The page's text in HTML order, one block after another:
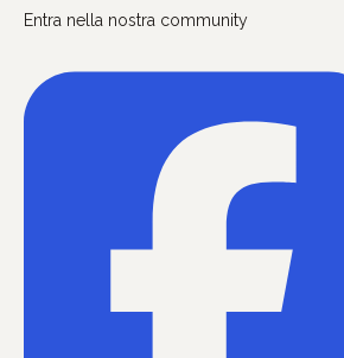
Entra nella nostra community